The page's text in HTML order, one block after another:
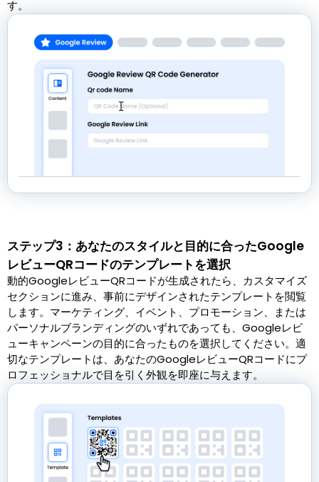
す。
ステップ3：あなたのスタイルと目的に合ったGoogle
レビューQRコードのテンプレートを選択
動的GoogleレビューQRコードが生成されたら、カスタマイズ
セクションに進み、事前にデザインされたテンプレートを閲覧
します。マーケティング、イベント、プロモーション、または
パーソナルブランディングのいずれであっても、Googleレビ
ューキャンペーンの目的に合ったものを選択してください。適
切なテンプレートは、あなたのGoogleレビューQRコードにプ
ロフェッショナルで目を引く外観を即座に与えます。